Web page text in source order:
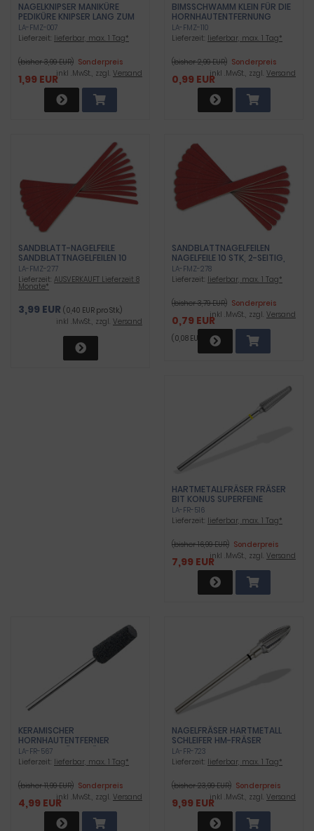
NAGELKNIPSER MANIKÜRE
PEDIKÜRE KNIPSER LANG ZUM
SCHNEIDEN DER FINGER- UND
FUSSNÄGEL
LA-FMZ-007
Lieferzeit: lieferbar, max. 1 Tag*
(bisher 3,99 EUR) Sonderpreis
1,99 EURinkl .MwSt., zzgl. Versand
BIMSSCHWAMM KLEIN FÜR DIE
HORNHAUTENTFERNUNG
LA-FMZ-110
Lieferzeit: lieferbar, max. 1 Tag*
(bisher 2,99 EUR) Sonderpreis
0,99 EURinkl .MwSt., zzgl. Versand
SANDBLATT-NAGELFEILE
SANDBLATTNAGELFEILEN 10
STK, 2-SEITIG, FEIN UND GROB
LA-FMZ-277
Lieferzeit: AUSVERKAUFT Lieferzeit 8
Monate*
3,99 EUR (0,40 EUR pro Stk.)
inkl .MwSt., zzgl. Versand
SANDBLATTNAGELFEILEN
NAGELFEILE 10 STK, 2-SEITIG,
FEIN UND GROB
LA-FMZ-278
Lieferzeit: lieferbar, max. 1 Tag*
(bisher 3,79 EUR) Sonderpreis
0,79 EUR
(0,08 EUR pro Stk.)
inkl .MwSt., zzgl. Versand
HARTMETALLFRÄSER FRÄSER
BIT KONUS SUPERFEINE
ZAHNUNG
LA-FR-516
Lieferzeit: lieferbar, max. 1 Tag*
(bisher 16,99 EUR) Sonderpreis
7,99 EURinkl .MwSt., zzgl. Versand
KERAMISCHER
HORNHAUTENTFERNER
GROBER FRÄSER FÜR DIE
HORNHAUTENTFERNUNG
LA-FR-567
Lieferzeit: lieferbar, max. 1 Tag*
(bisher 11,99 EUR) Sonderpreis
4,99 EURinkl .MwSt., zzgl. Versand
NAGELFRÄSER HARTMETALL
SCHLEIFER HM-FRÄSER
QUERHIEB ZAHNUNG
SUPERGROB
LA-FR-723
Lieferzeit: lieferbar, max. 1 Tag*
(bisher 23,99 EUR) Sonderpreis
9,99 EURinkl .MwSt., zzgl. Versand